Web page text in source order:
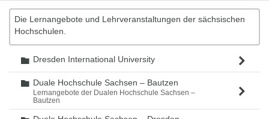
Die Lernangebote und Lehrveranstaltungen der sächsischen
Hochschulen.
Ordner
Dresden International University
Ordner
Duale Hochschule Sachsen – Bautzen
Lernangebote der Dualen Hochschule Sachsen –
Bautzen